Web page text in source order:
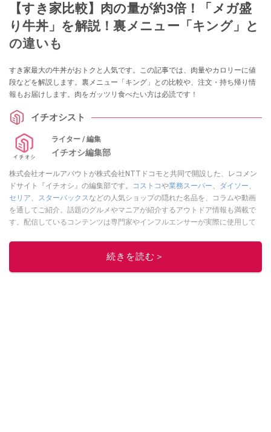
【すき家比較】肉の量が約3倍！「メガ盛
り牛丼」を解説！裏メニュー「キング」と
の違いも
すき家最大の牛丼がおトクと人気です。この記事では、肉量やカロリーに値
段などを解説します。裏メニュー「キング」との比較や、注文・持ち帰り情
報もお届けします。肉をガッツリ食べたい方は必読です！
イチオシスト
ライター / 編集
イチオシ編集部
株式会社オールアバウトが株式会社NTTドコモと共同で開設した、レコメン
ドサイト『イチオシ』の編集部です。
コストコや業務スーパー、 ダイソー、
セリア、 スターバックスなどの人気ショップの隠れた名品を、コラムや動画
を通してご紹介。話題のグルメやマニアが紹介するアウトドア情報も満載で
す。配信しているコンテンツは専門家やインフルエンサーが実際に使用して
ニュースでフォロー
続きを読む＞